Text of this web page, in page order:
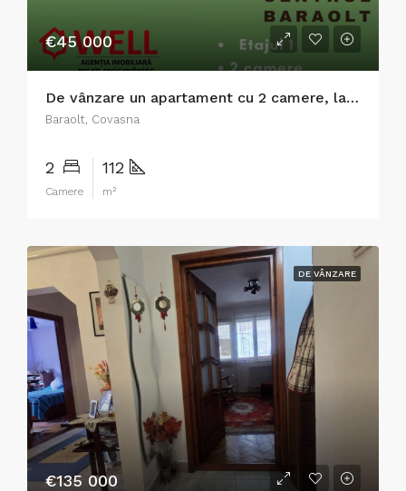
€45 000
De vânzare un apartament cu 2 camere, la etajul 1, în centrul orașului Baraolt
Baraolt, Covasna
2
Camere
112
m²
DE VÂNZARE
€135 000